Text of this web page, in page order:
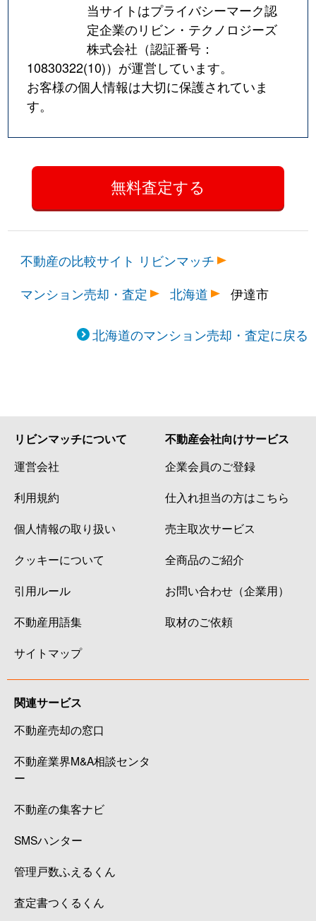
当サイトはプライバシーマーク認
定企業のリビン・テクノロジーズ
株式会社（認証番号：
10830322(10)）が運営しています。
お客様の個人情報は大切に保護されていま
す。
不動産の比較サイト リビンマッチ
マンション売却・査定
北海道 伊達市
北海道のマンション売却・査定に戻る
リビンマッチについて
運営会社
利用規約
個人情報の取り扱い
クッキーについて
引用ルール
不動産用語集
サイトマップ
不動産会社向けサービス
企業会員のご登録
仕入れ担当の方はこちら
売主取次サービス
全商品のご紹介
お問い合わせ（企業用）
取材のご依頼
関連サービス
不動産売却の窓口
不動産業界M&A相談センタ
ー
不動産の集客ナビ
SMSハンター
管理戸数ふえるくん
査定書つくるくん